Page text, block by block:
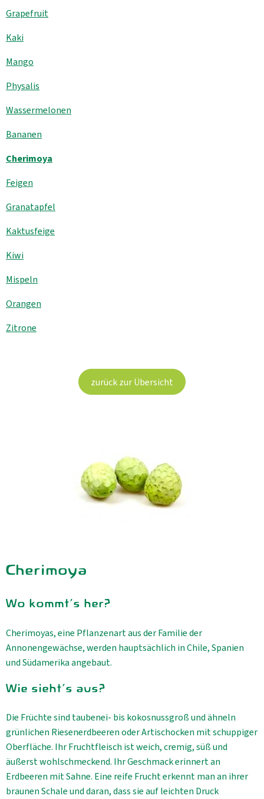
Kühltheke
GrüneWelt Bäckerei
Vorratskammer
Getränke
So geht’s
Genossenschaft & Beitritt
Grapefruit
Kaki
Mango
Physalis
Wassermelonen
Bananen
Cherimoya
Feigen
Granatapfel
Kaktusfeige
Kiwi
Mispeln
Orangen
Zitrone
zurück zur Übersicht
Cherimoya
Wo kommt's her?
Cherimoyas, eine Pflanzenart aus der Familie der
Annonengewächse, werden hauptsächlich in Chile, Spanien
und Südamerika angebaut.
Wie sieht's aus?
Die Früchte sind taubenei- bis kokosnussgroß und ähneln
grünlichen Riesenerdbeeren oder Artischocken mit schuppiger
Oberfläche. Ihr Fruchtfleisch ist weich, cremig, süß und
äußerst wohlschmeckend. Ihr Geschmack erinnert an
Erdbeeren mit Sahne. Eine reife Frucht erkennt man an ihrer
braunen Schale und daran, dass sie auf leichten Druck